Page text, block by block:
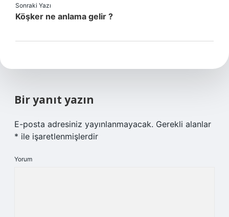
Sonraki Yazı
Köşker ne anlama gelir ?
Bir yanıt yazın
E-posta adresiniz yayınlanmayacak. Gerekli alanlar
* ile işaretlenmişlerdir
Yorum